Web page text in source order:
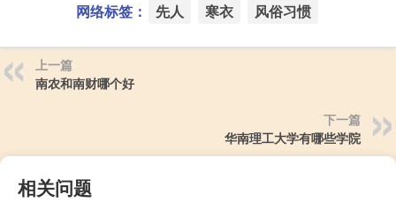
网络标签： 先人 寒衣 风俗习惯
上一篇
南农和南财哪个好
下一篇
华南理工大学有哪些学院
相关问题